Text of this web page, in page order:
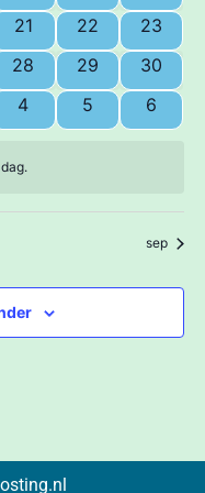
0 evenementen
21 0 evenementen
22 0
23
0 evenementen
28 0 evenementen
29 0
30
0 evenementen
4 0
5 0
6
sep